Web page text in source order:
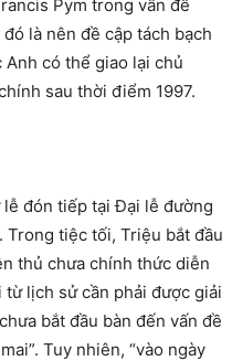
Pym trong vấn đề
là nên đề cập tách bạch
Anh có thể giao lại chủ
sau thời điểm 1997.
đón tiếp tại Đại lễ đường
Trong tiệc tối, Triệu bắt đầu
thủ chưa chính thức diễn
lịch sử cần phải được giải
bắt đầu bàn đến vấn đề
Tuy nhiên, “vào ngày